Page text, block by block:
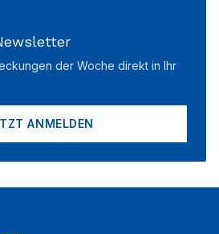
der Woche direkt in Ihr
ANMELDEN